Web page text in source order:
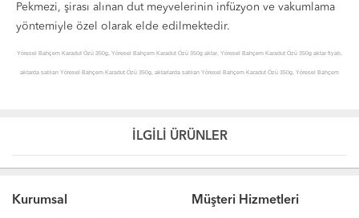
Pekmezi, şirası alınan dut meyvelerinin infüzyon ve vakumlama
yöntemiyle özel olarak elde edilmektedir.
Yöresel Bahçem Karadut Özü 350g, Yöresel Bahçem Karadut Özü 350g aktar, Yöresel Bahçem Karadut Özü 350g aktar fiyatı,
aktarda satılan Yöresel Bahçem Karadut Özü 350g, aktarlarda satılan Yöresel Bahçem Karadut Özü 350g, Yöresel Bahçem
Karadut Özü 350g yorum, Yöresel Bahçem Karadut Özü 350g yorumları, Yöresel Bahçem Karadut Özü 350g hakkındaki
Bahçem Karadut Özü 350g kullanımı, Yöresel Bahçem Karadut Özü 350g zararları, Yöresel Bahçem Karadut Özü 350g zararlı
350g yararlı mı, Yöresel Bahçem Karadut Özü 350g satışı, Yöresel Bahçem Karadut Özü 350g satan, Yöresel Bahçem
İLGİLİ ÜRÜNLER
Kurumsal Müşteri Hizmetleri